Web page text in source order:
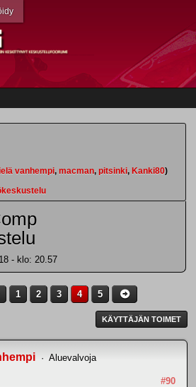
vanhempi, macman, pitsinki, Kanki80)
- klo: 20.57
1 2 3 4 5
KÄYTTÄJÄN TOIMET
Aluevalvoja
#90